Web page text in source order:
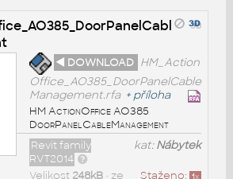
◄ DOWNLOAD HM_Action
Office_AO385_DoorPanelCable
Management.rfa + příloha
HM ActionOffice AO385
DoorPanelCableManagement
kat:Nábytek
Revit family
RVT2014
Staženo: 1x
Velikost 248kB• ze